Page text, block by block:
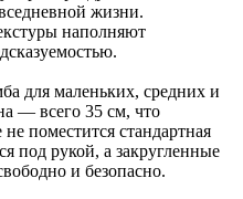
жизни.
наполняют
маленьких, средних и
— всего 35 см, что
не поместится стандартная
под рукой, а закругленные
и безопасно.